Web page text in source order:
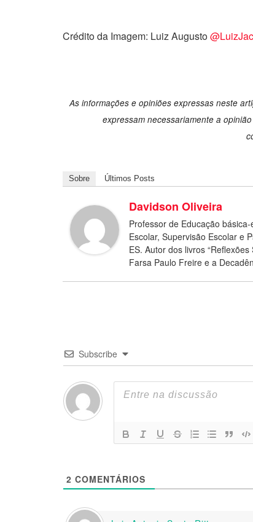
Crédito da Imagem: Luiz Augusto
As informações e opiniões expressas neste
expressam necessariamente a
Sobre Últimos Posts
Davidson Oliveira
Professor de Educação
Escolar, Supervisão Escolar e
ES. Autor dos livros
Farsa Paulo Freire e a
Subscribe
2 COMENTÁRIOS